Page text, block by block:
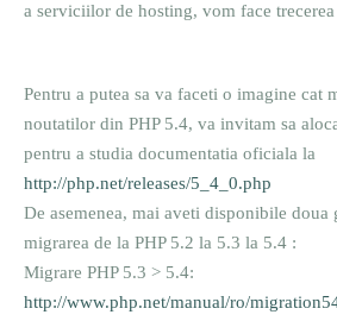
a serviciilor de hosting, vom face
Pentru a putea sa va faceti o imagine cat
noutatilor din PHP 5.4, va invitam sa
pentru a studia documentatia oficiala la
http://php.net/releases/5_4_0.php
De asemenea, mai aveti disponibile
migrarea de la PHP 5.2 la 5.3 la 5.4 :
Migrare PHP 5.3 > 5.4:
http://www.php.net/manual/ro/